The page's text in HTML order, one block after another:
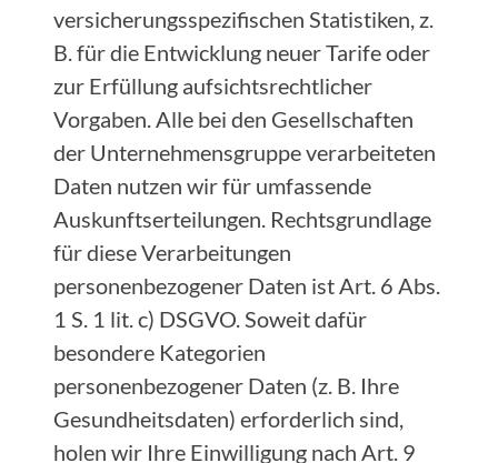
versicherungsspezifischen Statistiken, z.
B. für die Entwicklung neuer Tarife oder
zur Erfüllung aufsichtsrechtlicher
Vorgaben. Alle bei den Gesellschaften
der Unternehmensgruppe verarbeiteten
Daten nutzen wir für umfassende
Auskunftserteilungen. Rechtsgrundlage
für diese Verarbeitungen
personenbezogener Daten ist Art. 6 Abs.
1 S. 1 lit. c) DSGVO. Soweit dafür
besondere Kategorien
personenbezogener Daten (z. B. Ihre
Gesundheitsdaten) erforderlich sind,
holen wir Ihre Einwilligung nach Art. 9